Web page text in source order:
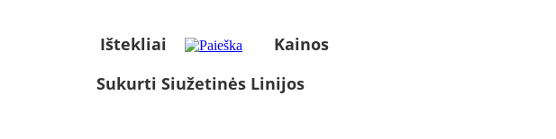
Ištekliai
Kainos
Sukurti Siužetinės Linijos